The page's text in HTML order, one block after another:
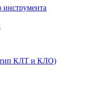
КЛТ и КЛО)